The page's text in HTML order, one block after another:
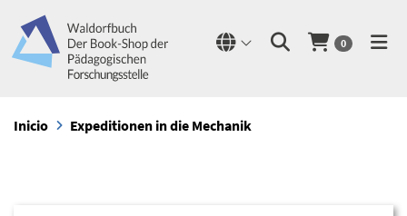
0
Inicio Expeditionen in die Mechanik